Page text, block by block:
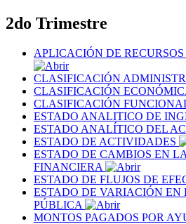
2do Trimestre
APLICACIÓN DE
CLASIFICACIÓN
CLASIFICACIÓN
CLASIFICACIÓN
ESTADO ANALITICO DE
ESTADO ANALÍTICO DEL
ESTADO DE ACTIVIDADES
ESTADO DE CAMBIOS EN
FINANCIERA
ESTADO DE FLUJOS DE
ESTADO DE VARIACIÓN EN
PÚBLICA
MONTOS PAGADOS POR